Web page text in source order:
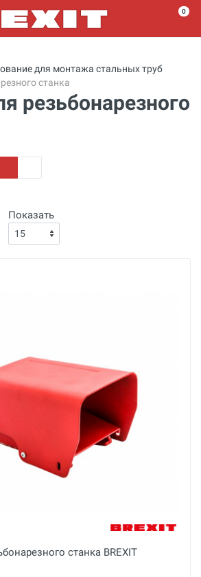
0
для монтажа стальных труб
станка
резьбонарезного
Показать
станка BREXIT